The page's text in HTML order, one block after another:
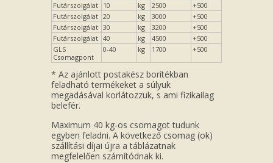
Futárszolgálat 10 kg 2500
+500
Futárszolgálat 20 kg 3000
+500
Futárszolgálat 30 kg 3200
+500
Futárszolgálat 40 kg 4500
+500
GLS
Csomagpont
0-40 kg 1700 +500
* Az ajánlott postakész borítékban
feladható termékeket a súlyuk
megadásával korlátozzuk, s ami fizikailag
belefér.
Maximum 40 kg-os csomagot tudunk
egyben feladni. A következő csomag (ok)
szállítási díjai újra a táblázatnak
megfelelően számítódnak ki.